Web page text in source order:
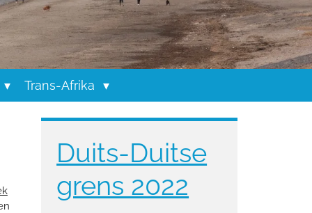
Trans-Afrika
Duits-Duitse
grens 2022